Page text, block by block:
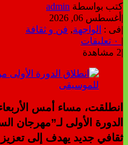
كتب بواسطة admin
| أغسطس 06, 2026
|فى : الواجهة, فن و ثقافة
|
|2 مشاهدة
انطلقت، مساء أمس الأربعاء
الدورة الأولى لـ”مهرجان
ثقافي جديد يهدف إلى